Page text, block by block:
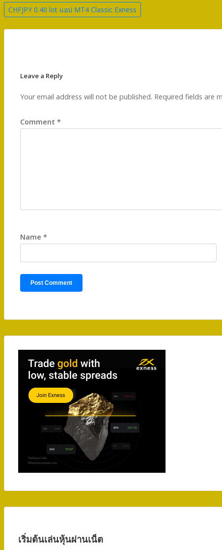
Post
CHFJPY 0.40 lot แอป MT4 Classic Exness
Leave a Reply
Your email address will not be published. Required fields are
Comment *
Name *
เริ่มต้นเล่นหุ้นผ่านเน็ต